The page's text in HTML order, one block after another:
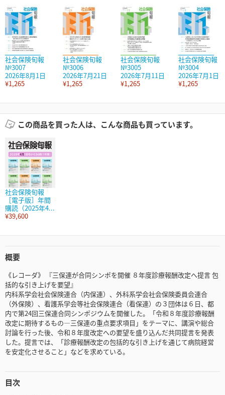
社会保険旬報
№3007
2026年8月1日
¥1,265
社会保険旬報
№3006
2026年7月21日
¥1,265
社会保険旬報
№3005
2026年7月11日
¥1,265
社会保険旬報
№3004
2026年7月1日
¥1,265
この商品を買った人は、こんな商品も買っています。
社会保険旬報
［電子版］年間
購読（2025年4...
¥39,600
概要
《レコーダ》 『三保連が合同シンポを開催 ８年度診療報酬改定へ提言 包
括的な引き上げを要望』
内科系学会社会保険連合（内保連）、外科系学会社会保険委員会連合
（外保険）、看護系学会等社会保険連合（看保連）の３団体は６日、都
内で第24回三保連合同シンポジウムを開催した。「令和８年度診療報酬
改定に期待するもの―三保連の重点要求項目」をテーマに、講演や総合
討論を行った後、令和８年度改定への要望を盛り込んだ共同提言を発表
した。提言では、「診療報酬改定の包括的な引き上げを通じて病院経営
を安定化させること」などを求めている。
目次